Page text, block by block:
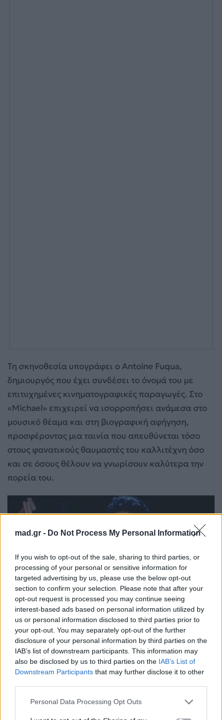
mad.gr - Do Not Process My Personal Information
If you wish to opt-out of the sale, sharing to third parties, or
processing of your personal or sensitive information for
targeted advertising by us, please use the below opt-out
section to confirm your selection. Please note that after your
opt-out request is processed you may continue seeing
interest-based ads based on personal information utilized by
us or personal information disclosed to third parties prior to
your opt-out. You may separately opt-out of the further
disclosure of your personal information by third parties on the
IAB’s list of downstream participants. This information may
also be disclosed by us to third parties on the IAB’s List of
Downstream Participants that may further disclose it to other
Personal Data Processing Opt Outs
Τη σκηνοθεσία υπογράφει ο Antoine Fuqua,
δημιουργός που έχει συνδέσει το όνομά του με
επιτυχημένες κινηματογραφικές παραγωγές. Στο
«Michael» επιχειρεί να ισορροπήσει ανάμεσα στο
μουσικό θέαμα και στη βιογραφική αφήγηση,
προσφέροντας μια ταινία που απευθύνεται τόσο
στους φανατικούς θαυμαστές του καλλιτέχνη όσο
και σε όσους θέλουν να γνωρίσουν καλύτερα την
πορεία του.
https://www.instagram.com/michaeljackson/
σημασία αν αναλογιστείς τον έντονο ανταγωνισμό